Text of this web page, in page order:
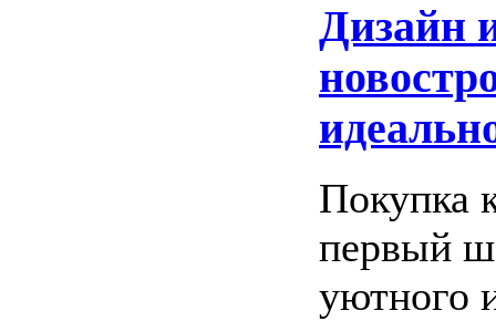
Дизайн
Покупка
первый
уютного